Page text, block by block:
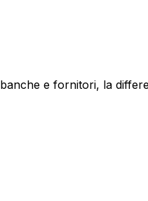
e fornitori, la